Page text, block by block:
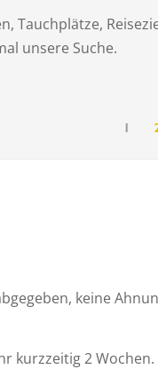
Tauchplätze,
unsere Suche.
1
keine
kurzzeitig 2 Wochen.